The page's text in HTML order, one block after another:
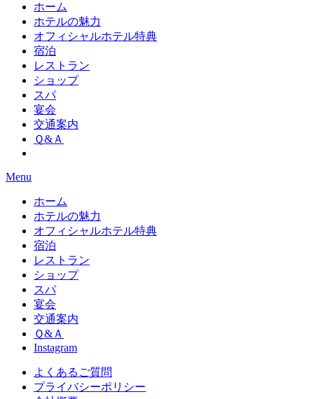
ホーム
ホテルの魅力
オフィシャルホテル特典
宿泊
レストラン
ショップ
スパ
宴会
交通案内
Ｑ&Ａ
Menu
ホーム
ホテルの魅力
オフィシャルホテル特典
宿泊
レストラン
ショップ
スパ
宴会
交通案内
Ｑ&Ａ
Instagram
よくあるご質問
プライバシーポリシー